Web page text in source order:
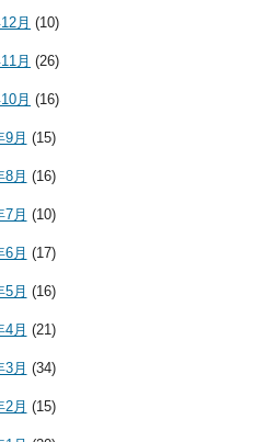
月 (10)
月 (26)
月 (16)
9月 (15)
8月 (16)
7月 (10)
6月 (17)
5月 (16)
4月 (21)
3月 (34)
2月 (15)